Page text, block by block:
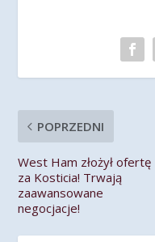
POPRZEDNI
West Ham złożył ofertę
za Kosticia! Trwają
zaawansowane
negocjacje!